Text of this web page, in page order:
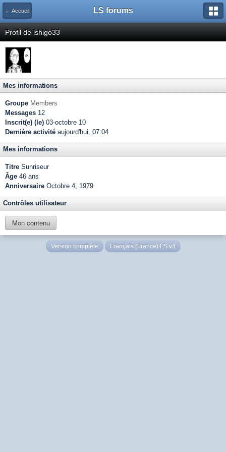
← Accueil LS forums
Profil de ishigo33
Mes informations
Groupe Members
Messages 12
Inscrit(e) (le) 03-octobre 10
Dernière activité aujourd'hui, 07:04
Mes informations
Titre Sunriseur
Âge 46 ans
Anniversaire Octobre 4, 1979
Contrôles utilisateur
Mon contenu
Version complète Français (France) LS v4